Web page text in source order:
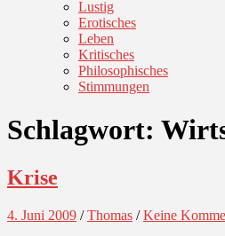
Lustig
Erotisches
Leben
Kritisches
Philosophisches
Stimmungen
Schlagwort:
Krise
4. Juni 2009 /Thomas /Keine